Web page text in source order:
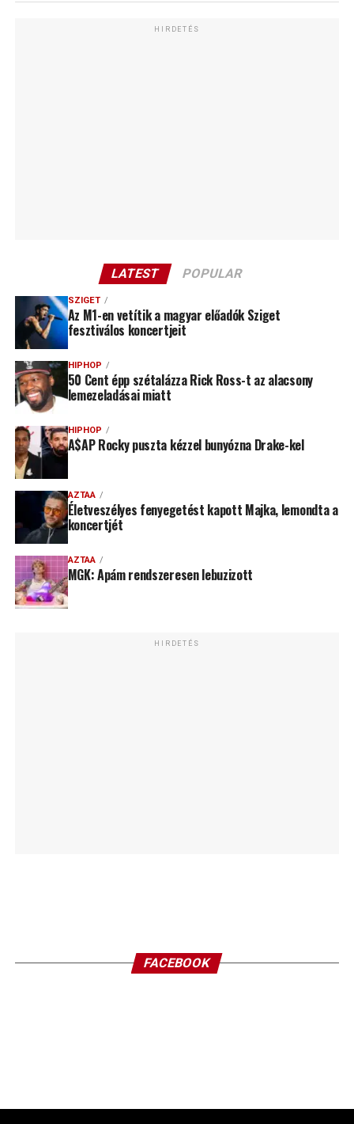
HIRDETÉS
LATEST POPULAR
SZIGET
Az M1-en vetítik a magyar előadók Sziget
fesztiválos koncertjeit
HIPHOP
50 Cent épp szétalázza Rick Ross-t az alacsony
lemezeladásai miatt
HIPHOP
A$AP Rocky puszta kézzel bunyózna Drake-kel
AZTAA
Életveszélyes fenyegetést kapott Majka, lemondta a
koncertjét
AZTAA
MGK: Apám rendszeresen lebuzizott
HIRDETÉS
FACEBOOK